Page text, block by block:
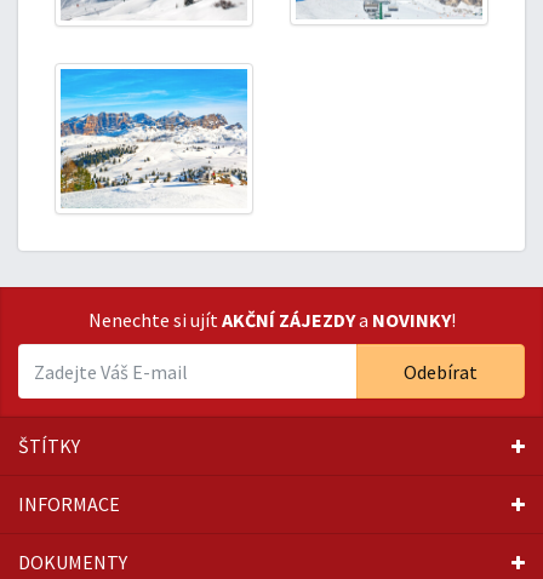
Nenechte si ujítAKČNÍ ZÁJEZDYa NOVINKY!
Odebírat
ŠTÍTKY
INFORMACE
DOKUMENTY